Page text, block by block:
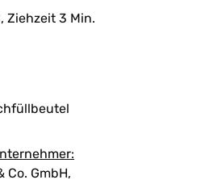
Ziehzeit 3 Min.
Co. GmbH,